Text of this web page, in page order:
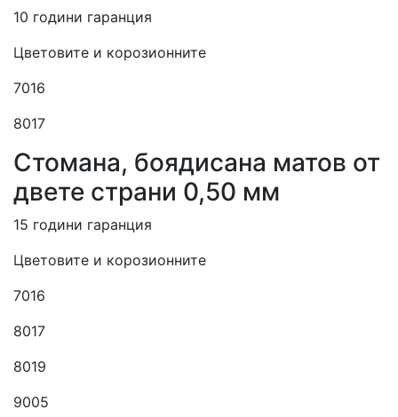
10 години гаранция
Цветовите и корозионните
7016
8017
Cтомана, боядисана матов от
двете страни 0,50 мм
15 години гаранция
Цветовите и корозионните
7016
8017
8019
9005